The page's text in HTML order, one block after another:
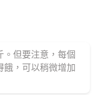
。但要注意，每個
餓，可以稍微增加